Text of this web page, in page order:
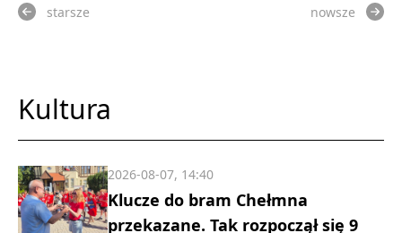
starsze nowsze
Kultura
Klucze do bram Chełmna
przekazane. Tak rozpoczął się 9
2026-08-07, 14:40